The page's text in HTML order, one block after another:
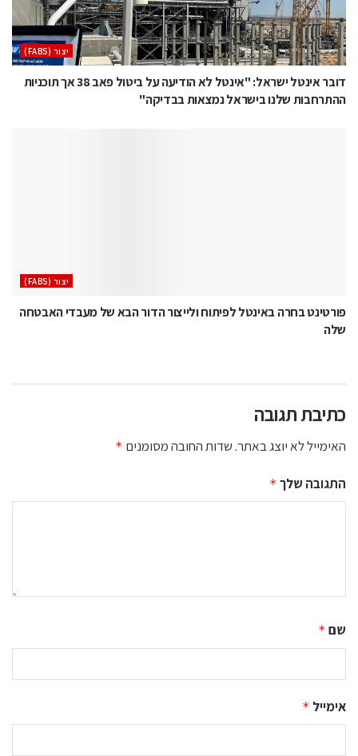
‫יצור (‪(FABS‬‬
דובר אינטל ישראל: "אינטל לא הודיעה על ביטול פאב 38 אך תוכניות
ההתרחבות שלנו בישראל נמצאות בבדיקה"
‫יצור (‪(FABS‬‬
פורטינט בחרה באינטל לפיתוח ולייצור הדור הבא של מעבדי האבטחה
שלה
כתיבת תגובה
האימייל לא יוצג באתר.שדות החובה מסומנים *
התגובה שלך *
שם *
אימייל *